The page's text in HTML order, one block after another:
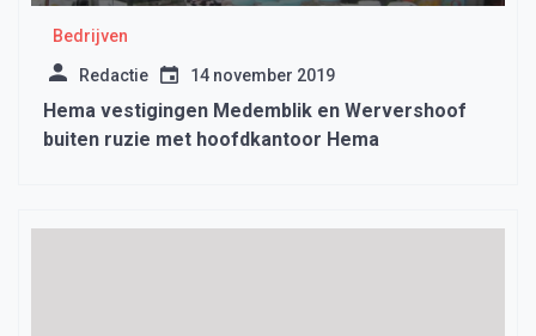
Bedrijven
Redactie 14 november 2019
Hema vestigingen Medemblik en Wervershoof
buiten ruzie met hoofdkantoor Hema